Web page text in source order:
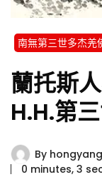
南無第三世多杰羌
蘭托斯
H.H.第
By
0 minutes, 3